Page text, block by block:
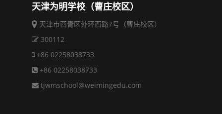
天津为明学校（曹庄校区）
天津市西青区外环西路7号（曹庄校区）
300112
+86 02258038733
+86 02258038733
tjwmschool@weimingedu.com